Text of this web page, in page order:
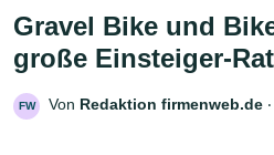
Gravel Bike und
große Einsteiger-
FW Von Redaktion firmenweb.de ‧